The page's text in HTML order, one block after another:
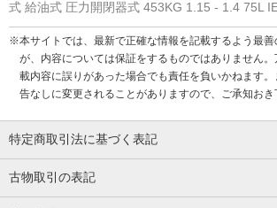
式 給油式 圧力開閉器式 453KG 1.15 - 1.4 75L
※本サイトでは、最新で正確な情報を記載するよう最
が、内容については保証をするものではありません
載内容に誤りがあった場合でも責任を負いかねます
告なしに変更されることがありますので、ご承知おき
特定商取引法に基づく表記
古物取引の表記